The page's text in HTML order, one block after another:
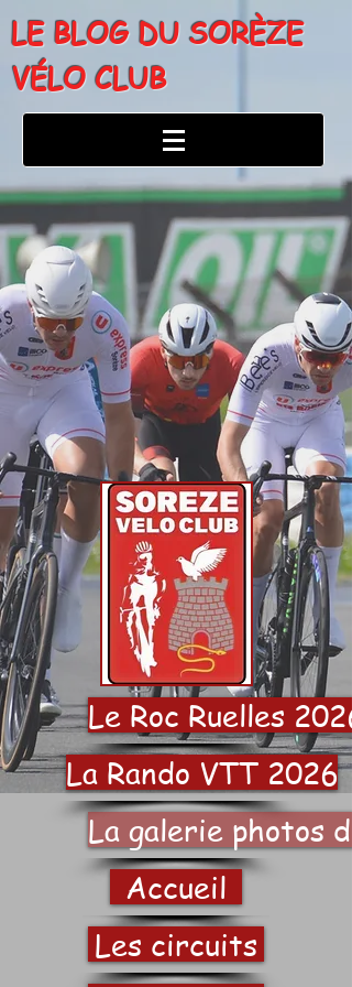
LE BLOG DU SORÈZE
VÉLO CLUB
Le Roc Ruelles 2026
La Rando VTT 2026
La galerie photos
Accueil
Les circuits